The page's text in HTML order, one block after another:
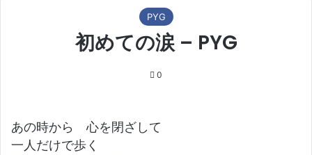
PYG
初めての涙 – PYG
0
あの時から 心を閉ざして
一人だけで歩く